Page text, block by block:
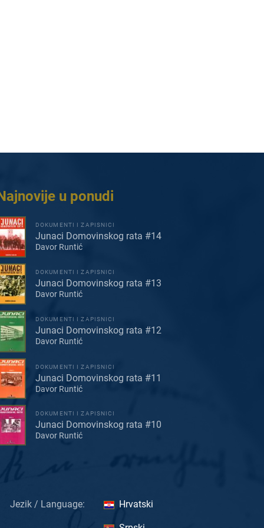
u ponudi
DOKUMENTI I ZAPISNICI
Junaci Domovinskog rata #14
Davor Runtić
DOKUMENTI I ZAPISNICI
Junaci Domovinskog rata #13
Davor Runtić
DOKUMENTI I ZAPISNICI
Junaci Domovinskog rata #12
Davor Runtić
DOKUMENTI I ZAPISNICI
Junaci Domovinskog rata #11
Davor Runtić
DOKUMENTI I ZAPISNICI
Junaci Domovinskog rata #10
Davor Runtić
Jezik / Language: Hrvatski